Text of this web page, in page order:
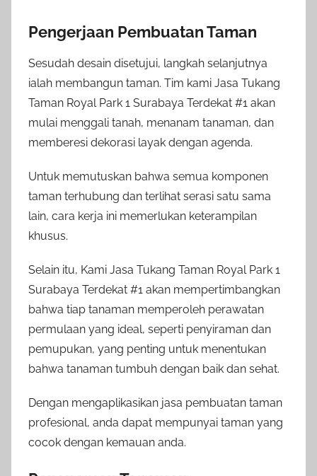
Pengerjaan Pembuatan Taman
Sesudah desain disetujui, langkah selanjutnya
ialah membangun taman. Tim kami Jasa Tukang
Taman Royal Park 1 Surabaya Terdekat #1 akan
mulai menggali tanah, menanam tanaman, dan
memberesi dekorasi layak dengan agenda.
Untuk memutuskan bahwa semua komponen
taman terhubung dan terlihat serasi satu sama
lain, cara kerja ini memerlukan keterampilan
khusus.
Selain itu, Kami Jasa Tukang Taman Royal Park 1
Surabaya Terdekat #1 akan mempertimbangkan
bahwa tiap tanaman memperoleh perawatan
permulaan yang ideal, seperti penyiraman dan
pemupukan, yang penting untuk menentukan
bahwa tanaman tumbuh dengan baik dan sehat.
Dengan mengaplikasikan jasa pembuatan taman
profesional, anda dapat mempunyai taman yang
cocok dengan kemauan anda.